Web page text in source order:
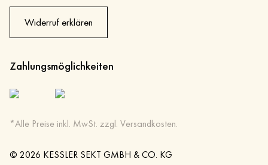
Widerruf erklären
Zahlungsmöglichkeiten
*Alle Preise inkl. MwSt. zzgl. Versandkosten.
© 2026 KESSLER SEKT GMBH & CO. KG